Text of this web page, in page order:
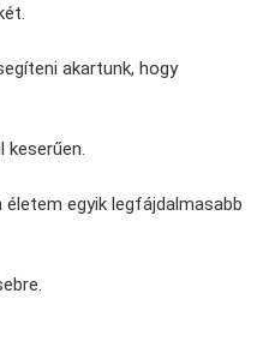
akartunk, hogy
keserűen.
egyik legfájdalmasabb